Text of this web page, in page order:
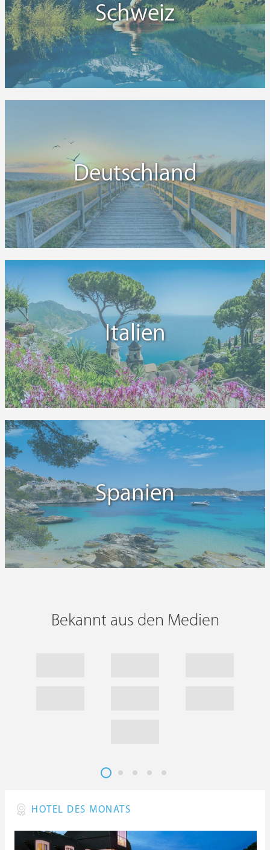
Schweiz
Deutschland
Italien
Spanien
Bekannt aus den Medien
HOTEL DES MONATS